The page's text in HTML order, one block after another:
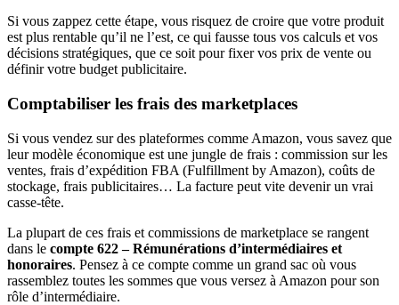
Si vous zappez cette étape, vous risquez de croire que votre produit
est plus rentable qu’il ne l’est, ce qui fausse tous vos calculs et vos
décisions stratégiques, que ce soit pour fixer vos prix de vente ou
définir votre budget publicitaire.
Comptabiliser les frais des marketplaces
Si vous vendez sur des plateformes comme Amazon, vous savez que
leur modèle économique est une jungle de frais : commission sur les
ventes, frais d’expédition FBA (Fulfillment by Amazon), coûts de
stockage, frais publicitaires… La facture peut vite devenir un vrai
casse-tête.
La plupart de ces frais et commissions de marketplace se rangent
dans le compte 622 – Rémunérations d’intermédiaires et
honoraires. Pensez à ce compte comme un grand sac où vous
rassemblez toutes les sommes que vous versez à Amazon pour son
rôle d’intermédiaire.